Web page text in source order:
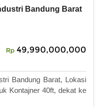
Bandung Barat
Rp 49,990,000,000
Bandung Barat, Lokasi
Kontajner 40ft, dekat ke